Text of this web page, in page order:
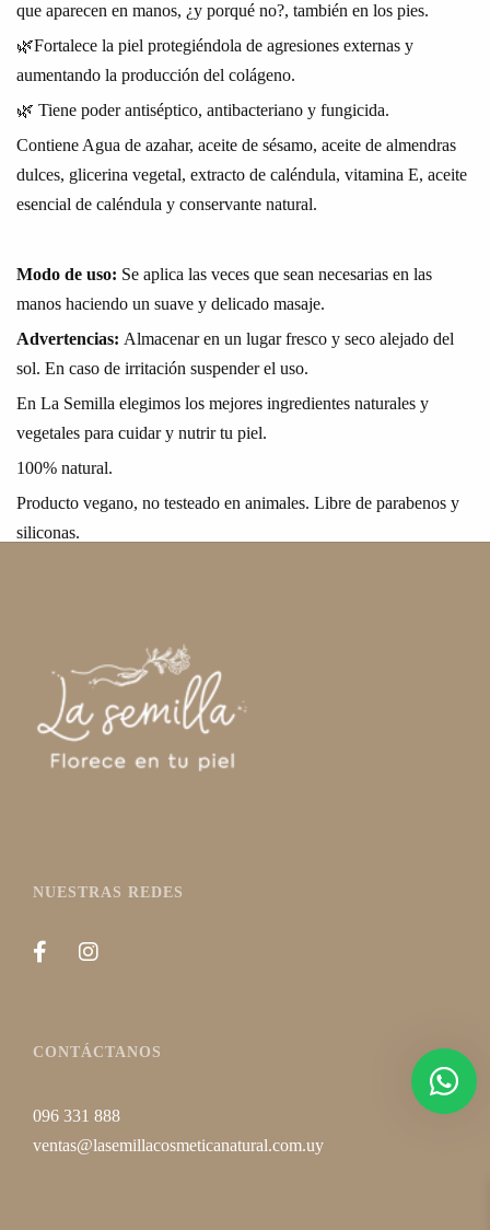
que aparecen en manos, ¿y porqué no?, también en los pies.
🌿Fortalece la piel protegiéndola de agresiones externas y
aumentando la producción del colágeno.
🌿 Tiene poder antiséptico, antibacteriano y fungicida.
Contiene Agua de azahar, aceite de sésamo, aceite de almendras
dulces, glicerina vegetal, extracto de caléndula, vitamina E, aceite
esencial de caléndula y conservante natural.
Modo de uso: Se aplica las veces que sean necesarias en las
manos haciendo un suave y delicado masaje.
Advertencias: Almacenar en un lugar fresco y seco alejado del
sol. En caso de irritación suspender el uso.
En La Semilla elegimos los mejores ingredientes naturales y
vegetales para cuidar y nutrir tu piel.
100% natural.
Producto vegano, no testeado en animales. Libre de parabenos y
siliconas.
NUESTRAS REDES
CONTÁCTANOS
096 331 888
ventas@lasemillacosmeticanatural.com.uy